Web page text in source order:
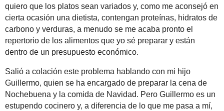
quiero que los platos sean variados y, como me aconsejó en
cierta ocasión una dietista, contengan proteínas, hidratos de
carbono y verduras, a menudo se me acaba pronto el
repertorio de los alimentos que yo sé preparar y están
dentro de un presupuesto económico.
Salió a colación este problema hablando con mi hijo
Guillermo, quien se ha encargado de preparar la cena de
Nochebuena y la comida de Navidad. Pero Guillermo es un
estupendo cocinero y, a diferencia de lo que me pasa a mí,